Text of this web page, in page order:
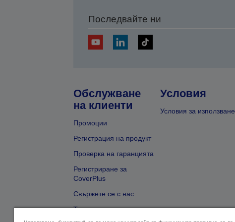
Последвайте ни
Обслужване
на клиенти
Промоции
Регистрация на продукт
Проверка на гаранцията
Регистриране за
CoverPlus
Свържете се с нас
Търсене на търговец
Условия
Условия за използване